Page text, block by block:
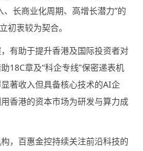
长商业化周期、高增长潜力”的
初衷较为契合。
有助于提升香港及国际投资者对
18C章及“科企专线”保密递表机
著收入但具备核心技术的AI企
香港的资本市场为研发与算力成
，百惠金控持续关注前沿科技的